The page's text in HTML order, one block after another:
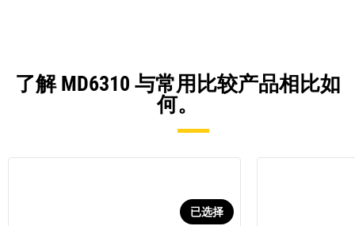
了解 MD6310 与常用比较产品相比如
何。
已选择